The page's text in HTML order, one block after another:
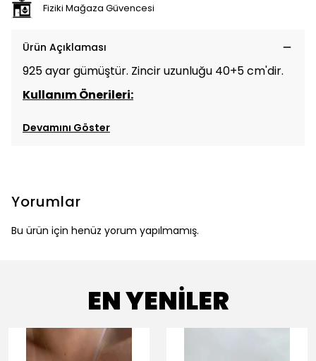
Fiziki Mağaza Güvencesi
Ürün Açıklaması
925 ayar gümüştür. Zincir uzunluğu 40+5 cm'dir.
Kullanım Önerileri:
Devamını Göster
Yorumlar
Bu ürün için henüz yorum yapılmamış.
EN YENİLER